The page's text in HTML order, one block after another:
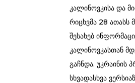
კალინოვკისა და
რიცხვმა 28 ათასს
შესახებ
კალინოვკასთან
გაჩნდა. უკრაინის
სხვადასხვა